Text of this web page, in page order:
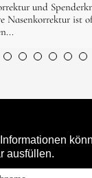
und
Nasenkorrektur ist
ausfüllen.